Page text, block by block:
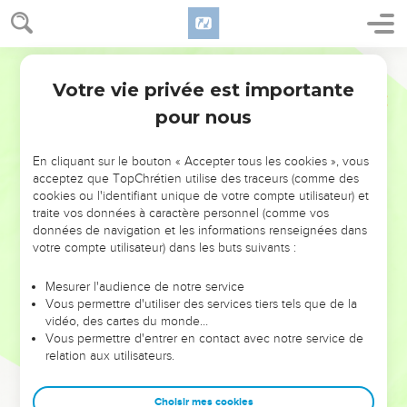
NE MANQUEZ PAS L’ÉVÉNEMENT
DE L’ANNÉE !
ET SI LEURS ERREURS POUVAIENT VOUS ÉVITER LES
VOTRES ?
leur foi ou leur vision. Mais on voit moins les doutes, les erreurs
et les saisons difficiles qu'ils ont traversés, alors même que ce
sont elles qui les ont façonnés.
Dans cette conférence, leaders, entrepreneurs, et responsables
clés pour avancer avec plus de sagesse afin que leurs erreurs
Votre vie privée est importante
pour nous
En cliquant sur le bouton « Accepter tous les cookies », vous
acceptez que TopChrétien utilise des traceurs (comme des
cookies ou l'identifiant unique de votre compte utilisateur) et
traite vos données à caractère personnel (comme vos
données de navigation et les informations renseignées dans
votre compte utilisateur) dans les buts suivants :
Mesurer l'audience de notre service
Vous permettre d'utiliser des services tiers tels que de la
vidéo, des cartes du monde…
Vous permettre d'entrer en contact avec notre service de
relation aux utilisateurs.
Choisir mes cookies